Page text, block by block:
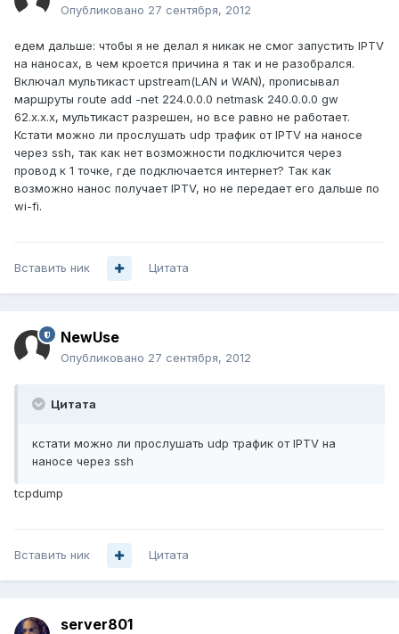
Опубликовано 27 сентября, 2012
едем дальше: чтобы я не делал я никак не смог запустить IPTV
на наносах, в чем кроется причина я так и не разобрался.
Включал мультикаст upstream(LAN и WAN), прописывал
маршруты route add -net 224.0.0.0 netmask 240.0.0.0 gw
62.х.х.х, мультикаст разрешен, но все равно не работает.
Кстати можно ли прослушать udp трафик от IPTV на наносе
через ssh, так как нет возможности подключится через
провод к 1 точке, где подключается интернет? Так как
возможно нанос получает IPTV, но не передает его дальше по
wi-fi.
Вставить ник Цитата
NewUse
Опубликовано 27 сентября, 2012
Цитата
кстати можно ли прослушать udp трафик от IPTV на
наносе через ssh
tcpdump
Вставить ник Цитата
server801